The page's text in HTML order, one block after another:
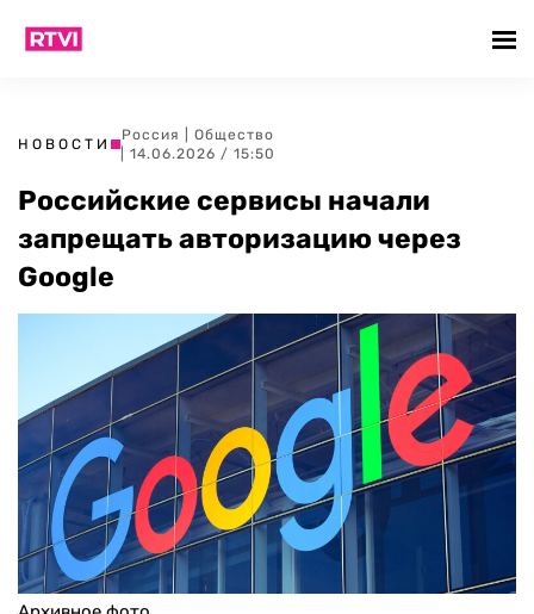
НОВОСТИ
Россия
Общество
| 14.06.2026 / 15:50
Российские сервисы начали
запрещать авторизацию через
Google